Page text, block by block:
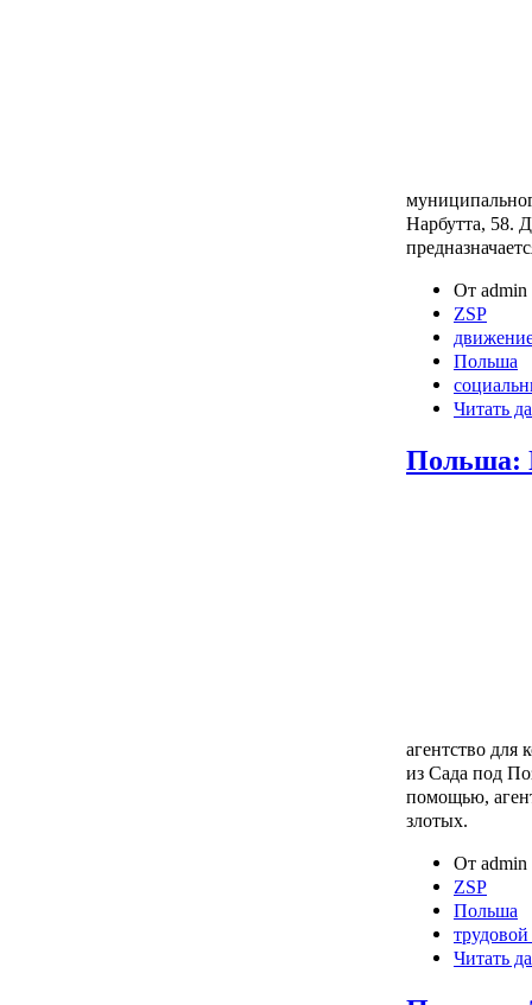
Нарбутта, 58.
От admin
ZSP
Польша
Читать
Польша:
агентство
из Сада под
помощью,
злотых.
От admin
ZSP
Польша
Читать